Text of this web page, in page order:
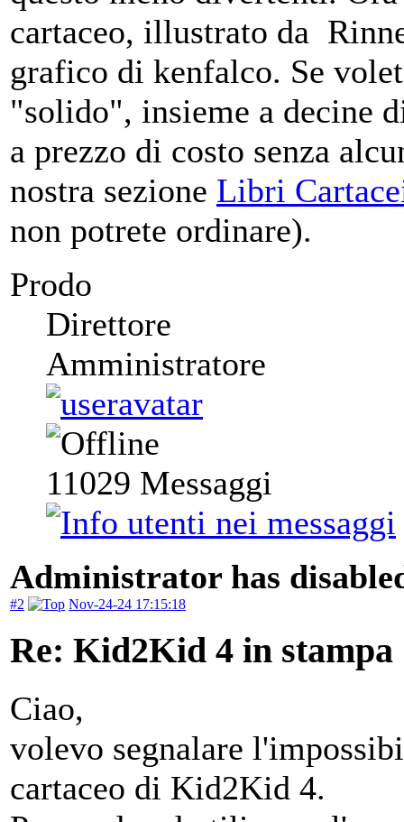
cartaceo, illustrato da
grafico di kenfalco. Se
"solido", insieme a decine
a prezzo di costo senza
nostra sezione Libri
non potrete ordinare).
Prodo
Direttore
Amministratore
11029 Messaggi
Administrator has
#2 Nov-24-24 17:15:18
Re: Kid2Kid 4 in stampa
Ciao,
volevo segnalare
cartaceo di Kid2Kid 4.